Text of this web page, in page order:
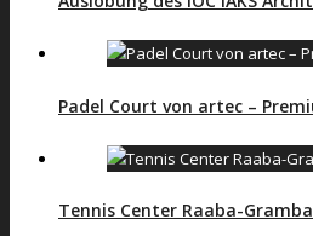
Padel Court von artec –
Tennis Center Raaba-